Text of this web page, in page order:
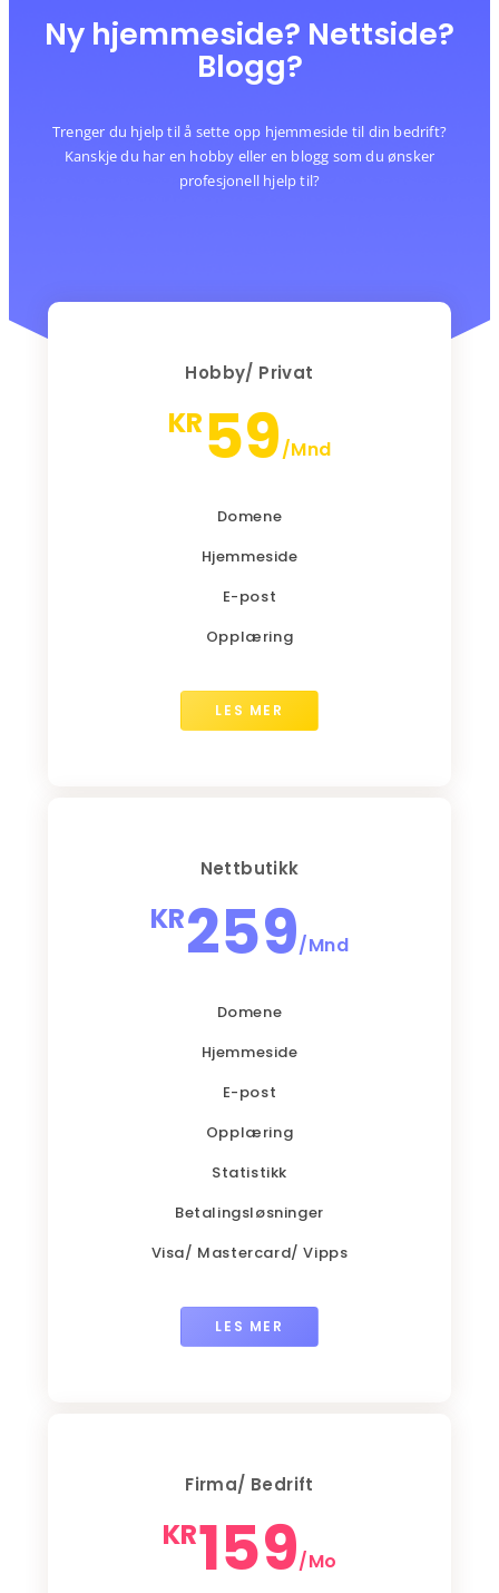
Ny hjemmeside? Nettside?
Blogg?
Trenger du hjelp til å sette opp hjemmeside til din bedrift?
Kanskje du har en hobby eller en blogg som du ønsker
profesjonell hjelp til?
Hobby/ Privat
KR59/Mnd
Domene
Hjemmeside
E-post
Opplæring
LES MER
Nettbutikk
KR259/Mnd
Domene
Hjemmeside
E-post
Opplæring
Statistikk
Betalingsløsninger
Visa/ Mastercard/ Vipps
LES MER
Firma/ Bedrift
KR159/Mo